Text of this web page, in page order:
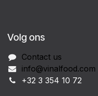
Volg ons
Contact us
info@vinalfood.com
+32 3 354 10 72